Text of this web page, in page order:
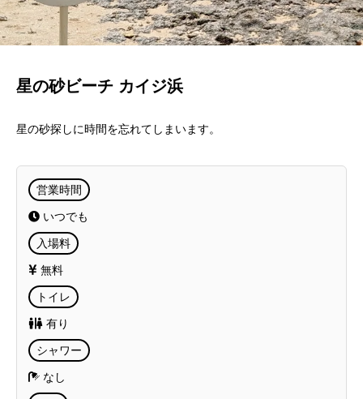
星の砂ビーチ カイジ浜
星の砂探しに時間を忘れてしまいます。
営業時間
いつでも
入場料
無料
トイレ
有り
シャワー
なし